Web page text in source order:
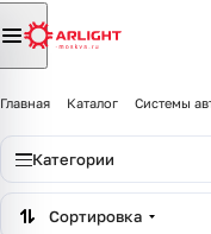
Главная Каталог Системы
Категории
Сортировка